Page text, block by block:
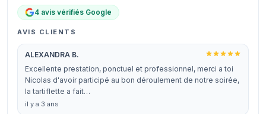
4 avis vérifiés Google
AVIS CLIENTS
ALEXANDRA B.
Excellente prestation, ponctuel et professionnel, merci a toi
Nicolas d'avoir participé au bon déroulement de notre soirée,
la tartiflette a fait…
il y a 3 ans